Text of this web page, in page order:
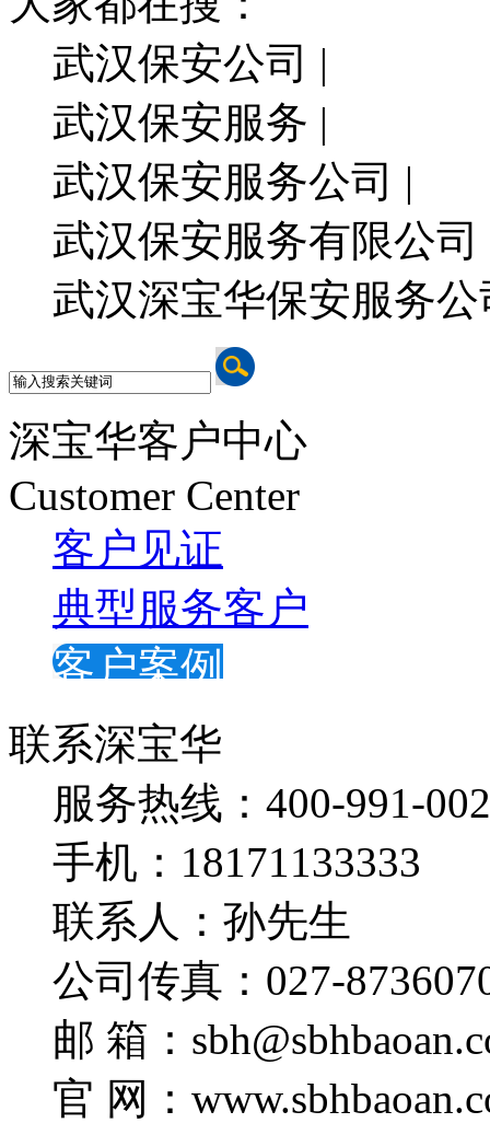
武汉保安公司 |
武汉保安服务 |
武汉保安服务公司 |
武汉保安服务有限公司
武汉深宝华保安服务公
深宝华客户中心
Customer Center
客户见证
典型服务客户
客户案例
联系深宝华
服务热线：400-991-
手机：18171133333
联系人：孙先生
公司传真：027-
邮 箱：
官 网：